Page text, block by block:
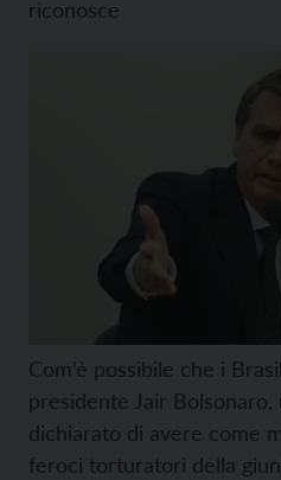
riconosce
Com’è possibile che i
presidente Jair Bolsonaro,
dichiarato di avere come
feroci torturatori della